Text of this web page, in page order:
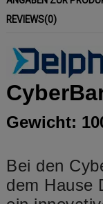
REVIEWS(0)
Gewicht:
Bei den
dem Hause